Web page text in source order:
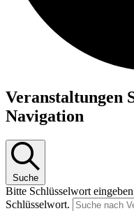
Veranstaltungen
für
28,
2026
Veranstaltungen
Navigation
Suche
Bitte Schlüsselwort
Schlüsselwort.